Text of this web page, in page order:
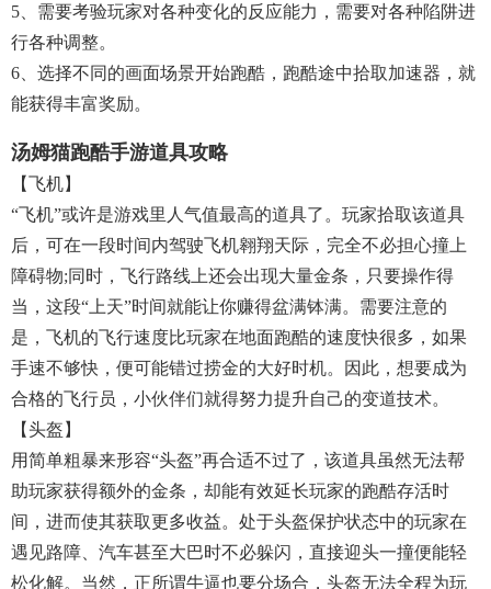
5、需要考验玩家对各种变化的反应能力，需要对各种陷阱进
行各种调整。
6、选择不同的画面场景开始跑酷，跑酷途中拾取加速器，就
能获得丰富奖励。
汤姆猫跑酷手游道具攻略
【飞机】
“飞机”或许是游戏里人气值最高的道具了。玩家拾取该道具
后，可在一段时间内驾驶飞机翱翔天际，完全不必担心撞上
障碍物;同时，飞行路线上还会出现大量金条，只要操作得
当，这段“上天”时间就能让你赚得盆满钵满。需要注意的
是，飞机的飞行速度比玩家在地面跑酷的速度快很多，如果
手速不够快，便可能错过捞金的大好时机。因此，想要成为
合格的飞行员，小伙伴们就得努力提升自己的变道技术。
【头盔】
用简单粗暴来形容“头盔”再合适不过了，该道具虽然无法帮
助玩家获得额外的金条，却能有效延长玩家的跑酷存活时
间，进而使其获取更多收益。处于头盔保护状态中的玩家在
遇见路障、汽车甚至大巴时不必躲闪，直接迎头一撞便能轻
松化解。当然，正所谓牛逼也要分场合，头盔无法全程为玩